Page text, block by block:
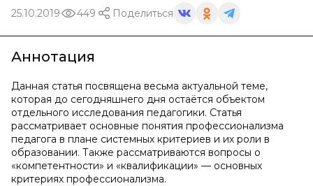
25.10.2019 449 Поделиться
Аннотация
Данная статья посвящена весьма актуальной теме,
которая до сегодняшнего дня остаётся объектом
отдельного исследования педагогики. Статья
рассматривает основные понятия профессионализма
педагога в плане системных критериев и их роли в
образовании. Также рассматриваются вопросы о
«компетентности» и «квалификации» — основных
критериях профессионализма.